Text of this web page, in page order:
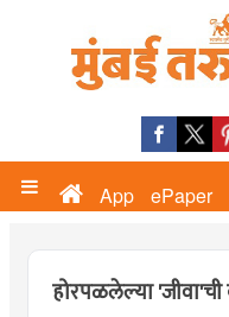
App ePaper
होरपळलेल्या